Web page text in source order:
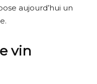
aujourd’hui un
vin